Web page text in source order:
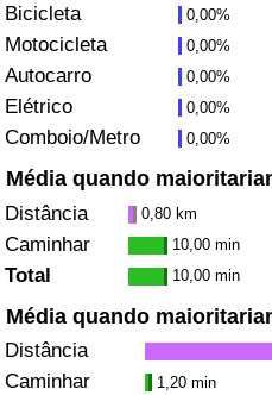
Bicicleta 0,00%
Motocicleta 0,00%
Autocarro 0,00%
Elétrico 0,00%
Comboio/Metro 0,00%
Média quando
Distância 0,80 km
Caminhar 10,00 min
Total 10,00 min
Média quando
Distância
Caminhar 1,20 min
Indicador de Saúde
Indicador de Saúde por País
Poluição
Indicador de Poluição (Atual)
Índice de poluição
Indicador de Poluição por